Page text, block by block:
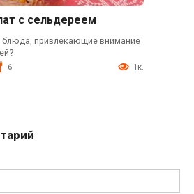
с сельдереем
блюда, привлекающие внимание
6 1к.